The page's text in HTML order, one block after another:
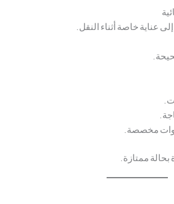
عناية خاصة أثناء النقل.
مخصصة.
ممتازة.